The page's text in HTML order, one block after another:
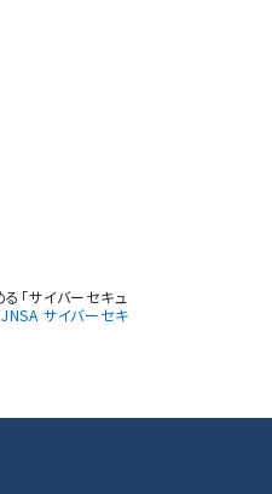
「サイバーセキュ
JNSA サイバーセキ